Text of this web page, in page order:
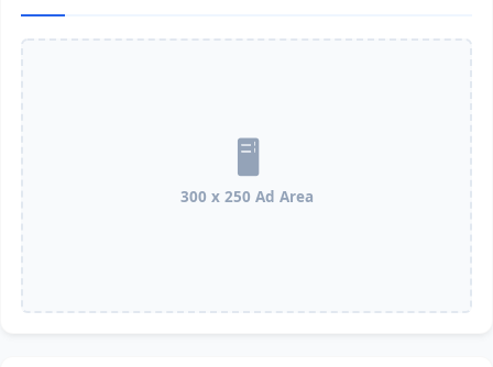
300 x 250 Ad Area